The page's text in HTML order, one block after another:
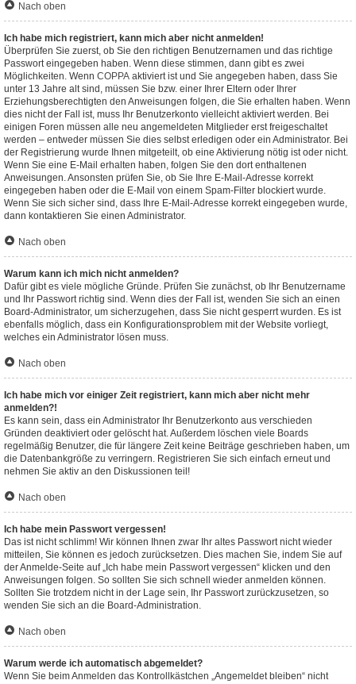
Nach oben
Ich habe mich registriert, kann mich aber nicht anmelden!
Überprüfen Sie zuerst, ob Sie den richtigen Benutzernamen und das richtige
Passwort eingegeben haben. Wenn diese stimmen, dann gibt es zwei
Möglichkeiten. Wenn COPPA aktiviert ist und Sie angegeben haben, dass Sie
unter 13 Jahre alt sind, müssen Sie bzw. einer Ihrer Eltern oder Ihrer
Erziehungsberechtigten den Anweisungen folgen, die Sie erhalten haben. Wenn
dies nicht der Fall ist, muss Ihr Benutzerkonto vielleicht aktiviert werden. Bei
einigen Foren müssen alle neu angemeldeten Mitglieder erst freigeschaltet
werden – entweder müssen Sie dies selbst erledigen oder ein Administrator. Bei
der Registrierung wurde Ihnen mitgeteilt, ob eine Aktivierung nötig ist oder nicht.
Wenn Sie eine E-Mail erhalten haben, folgen Sie den dort enthaltenen
Anweisungen. Ansonsten prüfen Sie, ob Sie Ihre E-Mail-Adresse korrekt
eingegeben haben oder die E-Mail von einem Spam-Filter blockiert wurde.
Wenn Sie sich sicher sind, dass Ihre E-Mail-Adresse korrekt eingegeben wurde,
dann kontaktieren Sie einen Administrator.
Nach oben
Warum kann ich mich nicht anmelden?
Dafür gibt es viele mögliche Gründe. Prüfen Sie zunächst, ob Ihr Benutzername
und Ihr Passwort richtig sind. Wenn dies der Fall ist, wenden Sie sich an einen
Board-Administrator, um sicherzugehen, dass Sie nicht gesperrt wurden. Es ist
ebenfalls möglich, dass ein Konfigurationsproblem mit der Website vorliegt,
welches ein Administrator lösen muss.
Nach oben
Ich habe mich vor einiger Zeit registriert, kann mich aber nicht mehr
anmelden?!
Es kann sein, dass ein Administrator Ihr Benutzerkonto aus verschieden
Gründen deaktiviert oder gelöscht hat. Außerdem löschen viele Boards
regelmäßig Benutzer, die für längere Zeit keine Beiträge geschrieben haben, um
die Datenbankgröße zu verringern. Registrieren Sie sich einfach erneut und
nehmen Sie aktiv an den Diskussionen teil!
Nach oben
Ich habe mein Passwort vergessen!
Das ist nicht schlimm! Wir können Ihnen zwar Ihr altes Passwort nicht wieder
mitteilen, Sie können es jedoch zurücksetzen. Dies machen Sie, indem Sie auf
der Anmelde-Seite auf „Ich habe mein Passwort vergessen“ klicken und den
Anweisungen folgen. So sollten Sie sich schnell wieder anmelden können.
Sollten Sie trotzdem nicht in der Lage sein, Ihr Passwort zurückzusetzen, so
wenden Sie sich an die Board-Administration.
Nach oben
Warum werde ich automatisch abgemeldet?
Wenn Sie beim Anmelden das Kontrollkästchen „Angemeldet bleiben“ nicht